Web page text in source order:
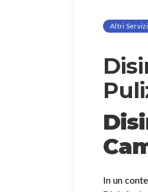
Altri Servizi
In un